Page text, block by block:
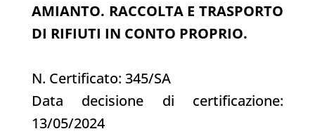
AMIANTO. RACCOLTA E TRASPORTO
DI RIFIUTI IN CONTO PROPRIO.
N. Certificato: 345/SA
Data decisione di certificazione:
13/05/2024